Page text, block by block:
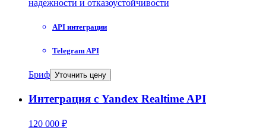
надежности и отказоустойчивости
API интеграции
Telegram API
Бриф Уточнить цену
Интеграция с Yandex Realtime API
120 000 ₽